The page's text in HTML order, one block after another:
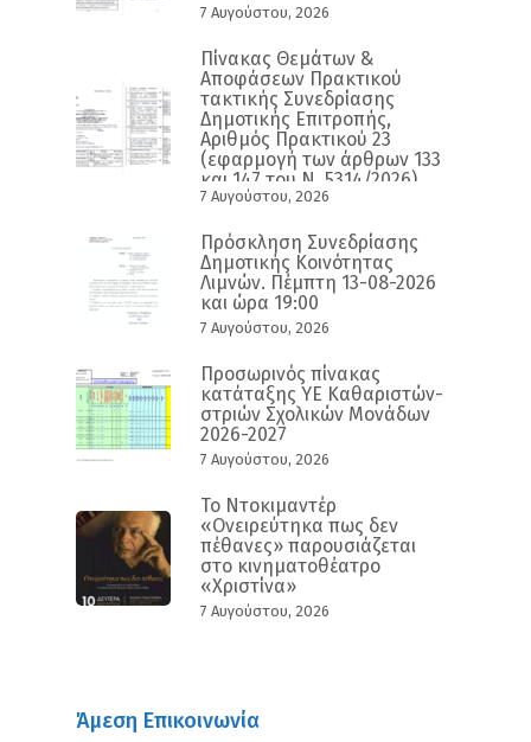
7 Αυγούστου, 2026
Πίνακας Θεμάτων &
Αποφάσεων Πρακτικού
τακτικής Συνεδρίασης
Δημοτικής Επιτροπής,
Αριθμός Πρακτικού 23
(εφαρμογή των άρθρων 133
και 147 του Ν. 5314/2026)
7 Αυγούστου, 2026
Πρόσκληση Συνεδρίασης
Δημοτικής Κοινότητας
Λιμνών. Πέμπτη 13-08-2026
και ώρα 19:00
7 Αυγούστου, 2026
Προσωρινός πίνακας
κατάταξης ΥΕ Καθαριστών-
στριών Σχολικών Μονάδων
2026-2027
7 Αυγούστου, 2026
Το Ντοκιμαντέρ
«Ονειρεύτηκα πως δεν
πέθανες» παρουσιάζεται
στο κινηματοθέατρο
«Χριστίνα»
7 Αυγούστου, 2026
Άμεση Επικοινωνία